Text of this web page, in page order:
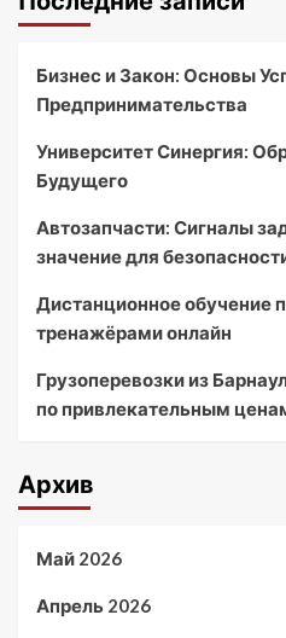
Бизнес и Закон: Основы
Предпринимательства
Университет Синергия:
Будущего
Автозапчасти: Сигналы
значение для
Дистанционное обучение
тренажёрами онлайн
Грузоперевозки из
по привлекательным
Архив
Май 2026
Апрель 2026